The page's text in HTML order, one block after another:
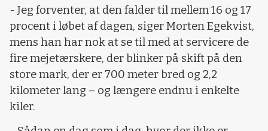
- Jeg forventer, at den falder til mellem 16 og 17
procent i løbet af dagen, siger Morten Egekvist,
mens han har nok at se til med at servicere de
fire mejetærskere, der blinker på skift på den
store mark, der er 700 meter bred og 2,2
kilometer lang – og længere endnu i enkelte
kiler.